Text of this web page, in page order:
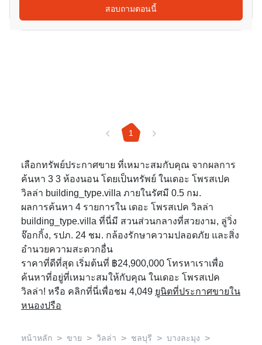
สอบถามตอนนี้
1
เลือกทรัพย์ประกาศขาย ที่เหมาะสมกับคุณ จากผลการ
ค้นหา 3 3 ห้องนอน โดยเป็นทรัพย์ ในเดอะ โพรสเปค
วิลล่า building_type.villa ภายในรัศมี 0.5 กม.
ผลการค้นหา 4 รายการใน เดอะ โพรสเปค วิลล่า
building_type.villa ที่นี่มี สวนส่วนกลางที่สวยงาม, ลู่วิ่ง
จ๊อกกิ้ง, รปภ. 24 ชม. กล้องรักษาความปลอดภัย และสิ่ง
อำนวยความสะดวกอื่น
ราคาที่ดีที่สุด เริ่มต้นที่ ฿24,900,000 โทรหาเราเพื่อ
ค้นหาที่อยู่ที่เหมาะสมให้กับคุณ ในเดอะ โพรสเปค
วิลล่า! หรือ คลิกที่นี่เพื่อชม 4,049 ยูนิตที่ประกาศขายใน
หนองปรือ
หน้าหลัก > ขาย > วิลล่า > ชลบุรี > บางละมุง >